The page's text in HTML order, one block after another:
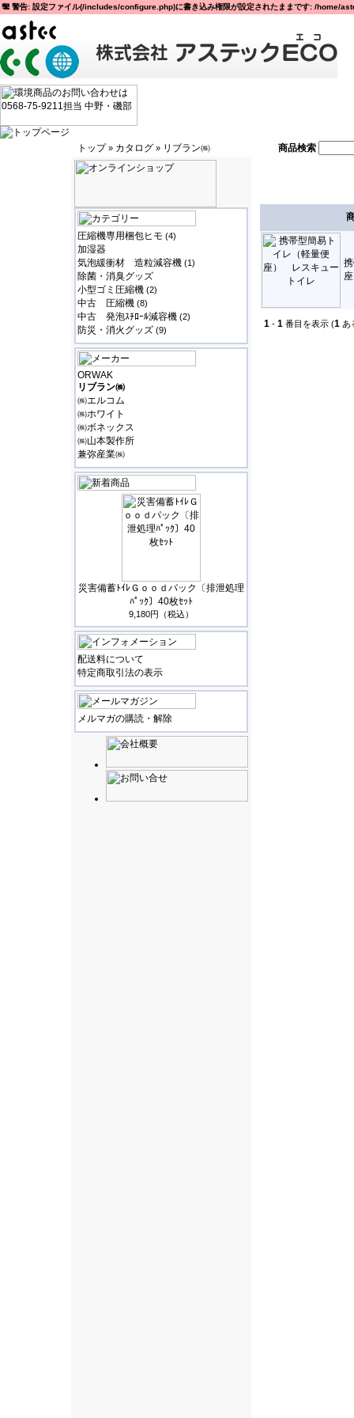
警告: 設定ファイル(/includes/configure.php)に書き込み権限が設定されたままです: /
トップ» カタログ » リブラン㈱ 商品検索
圧縮機専用梱包ヒモ (4)
加湿器
気泡緩衝材 造粒減容機 (1)
除菌・消臭グッズ
小型ゴミ圧縮機 (2)
中古 圧縮機 (8)
中古 発泡ｽﾁﾛｰﾙ減容機 (2)
防災・消火グッズ (9)
ORWAK
リブラン㈱
㈱エルコム
㈱ホワイト
㈱ボネックス
㈱山本製作所
兼弥産業㈱
災害備蓄ﾄｲﾚＧｏｏｄパック〔排泄処理
ﾊﾟｯｸ〕40枚ｾｯﾄ
9,180円（税込）
配送料について
特定商取引法の表示
メルマガの購読・解除
1 - 1 番目を表示 (1 あ